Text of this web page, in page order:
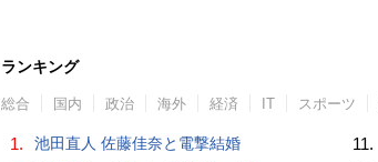
ランキング
総合 国内 政治 海外 経済 IT スポーツ
1. 池田直人 佐藤佳奈と電撃結婚 11.